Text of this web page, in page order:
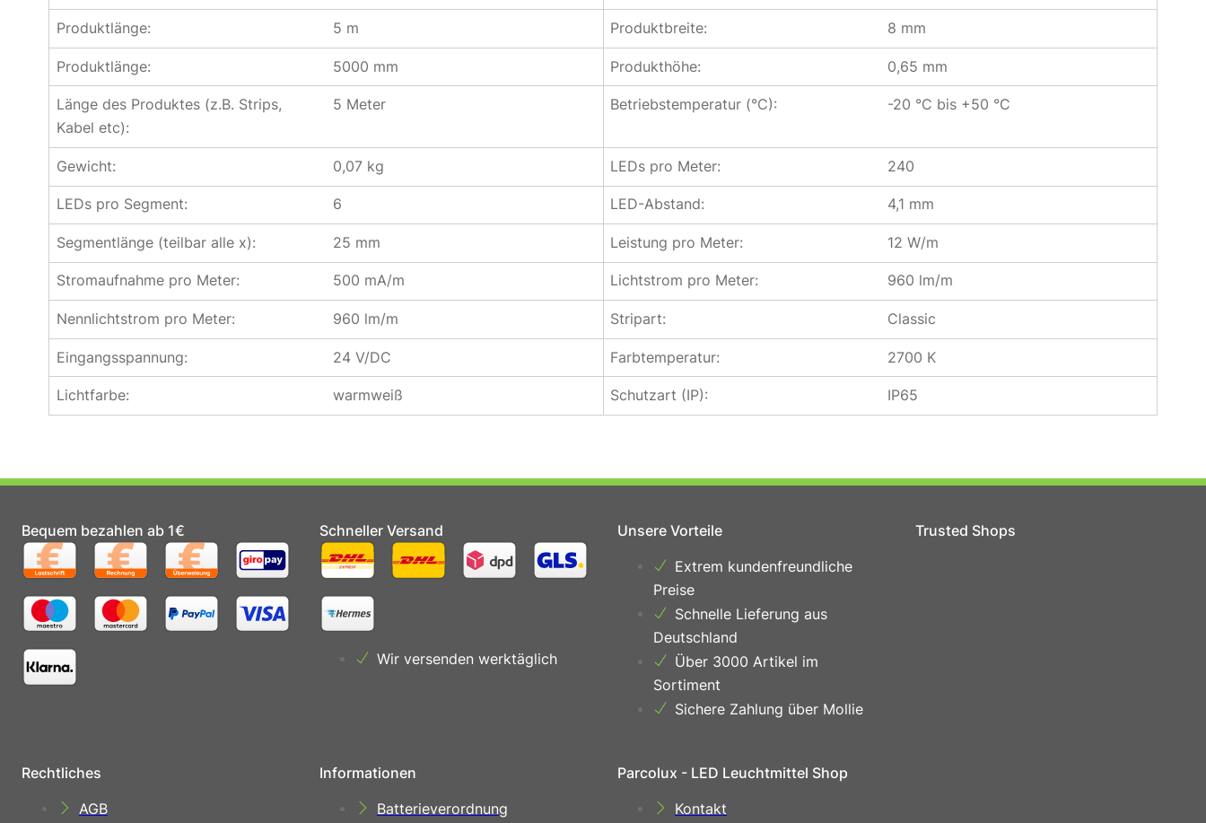
Produktlänge: 5 m Produktbreite: 8 mm
Produktlänge: 5000 mm Produkthöhe: 0,65 mm
Länge des Produktes (z.B. Strips,
Kabel etc):
5 Meter Betriebstemperatur (°C): -20 °C bis +50 °C
Gewicht: 0,07 kg LEDs pro Meter: 240
LEDs pro Segment: 6 LED-Abstand: 4,1 mm
Segmentlänge (teilbar alle x): 25 mm Leistung pro Meter: 12 W/m
Stromaufnahme pro Meter: 500 mA/m Lichtstrom pro Meter: 960 lm/m
Nennlichtstrom pro Meter: 960 lm/m Stripart: Classic
Eingangsspannung: 24 V/DC Farbtemperatur: 2700 K
Lichtfarbe: warmweiß Schutzart (IP): IP65
Bequem bezahlen ab 1€ Schneller Versand
Wir versenden werktäglich
Unsere Vorteile
Extrem kundenfreundliche
Preise
Schnelle Lieferung aus
Deutschland
Über 3000 Artikel im
Sortiment
Sichere Zahlung über Mollie
Trusted Shops
Rechtliches
AGB
Informationen
Batterieverordnung
Parcolux - LED Leuchtmittel Shop
Kontakt